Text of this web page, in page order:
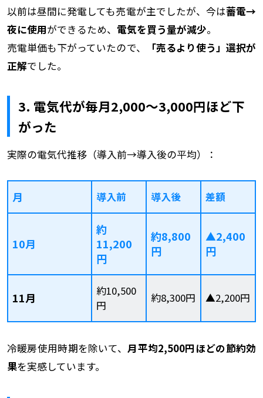
以前は昼間に発電しても売電が主でしたが、今は蓄電→
夜に使用ができるため、 電気を買う量が減少。
売電単価も下がっていたので、
「売るより使う」選択が
正解でした。
3. 電気代が毎月2,000〜3,000円ほど下
がった
実際の電気代推移（導入前→導入後の平均）：
月 導入前 導入後 差額
10月
約
11,200
円
約8,800
円
▲2,400
円
11月
約10,500
円
約8,300円 ▲2,200円
冷暖房使用時期を除いて、月平均2,500円ほどの節約効
果を実感しています。